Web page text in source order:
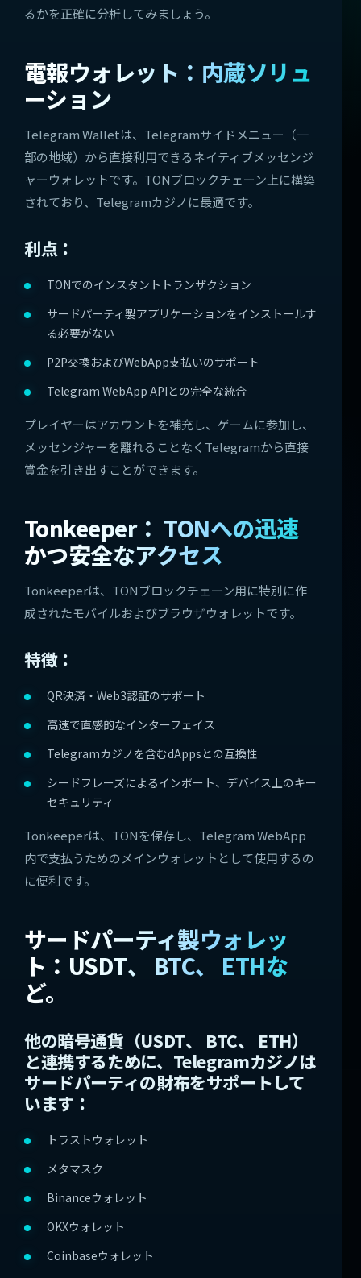
るかを正確に分析してみましょう。
電報ウォレット：内蔵ソリュ
ーション
Telegram Walletは、Telegramサイドメニュー（一
部の地域）から直接利用できるネイティブメッセンジ
ャーウォレットです。TONブロックチェーン上に構築
されており、Telegramカジノに最適です。
利点：
TONでのインスタントトランザクション
サードパーティ製アプリケーションをインストールす
る必要がない
P2P交換およびWebApp支払いのサポート
Telegram WebApp APIとの完全な統合
プレイヤーはアカウントを補充し、ゲームに参加し、
メッセンジャーを離れることなくTelegramから直接
賞金を引き出すことができます。
Tonkeeper： TONへの迅速
かつ安全なアクセス
Tonkeeperは、TONブロックチェーン用に特別に作
成されたモバイルおよびブラウザウォレットです。
特徴：
QR決済・Web3認証のサポート
高速で直感的なインターフェイス
Telegramカジノを含むdAppsとの互換性
シードフレーズによるインポート、デバイス上のキー
セキュリティ
Tonkeeperは、TONを保存し、Telegram WebApp
内で支払うためのメインウォレットとして使用するの
に便利です。
サードパーティ製ウォレッ
ト：USDT、 BTC、 ETHな
ど。
他の暗号通貨（USDT、 BTC、 ETH）
と連携するために、Telegramカジノは
サードパーティの財布をサポートして
います：
トラストウォレット
メタマスク
Binanceウォレット
OKXウォレット
Coinbaseウォレット